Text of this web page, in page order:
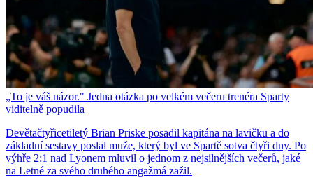
„To je váš názor." Jedna otázka po velkém večeru trenéra Sparty
viditelně popudila
Devětačtyřicetiletý Brian Priske posadil kapitána na lavičku a do
základní sestavy poslal muže, který byl ve Spartě sotva čtyři dny. Po
výhře 2:1 nad Lyonem mluvil o jednom z nejsilnějších večerů, jaké
na Letné za svého druhého angažmá zažil.